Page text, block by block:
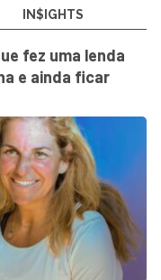
IN$IGHTS
fez uma lenda
e ainda ficar